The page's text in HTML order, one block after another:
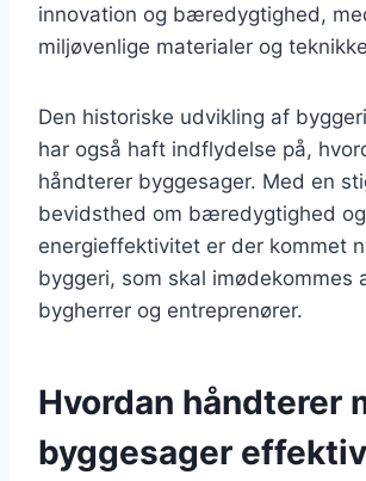
innovation og bæredygtighed,
miljøvenlige materialer og
Den historiske udvikling af
har også haft indflydelse på,
håndterer byggesager. Med en
bevidsthed om bæredygtighed og
energieffektivitet er der kommet
byggeri, som skal imødekommes
bygherrer og entreprenører.
Hvordan håndterer
byggesager